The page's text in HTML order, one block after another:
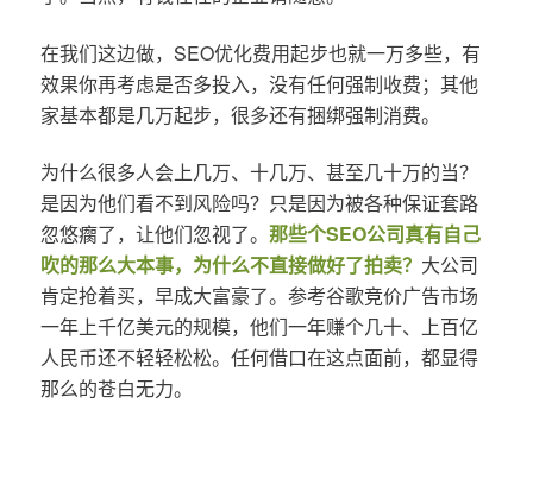
在我们这边做，SEO优化费用起步也就一万多些，有
效果你再考虑是否多投入，没有任何强制收费；其他
家基本都是几万起步，很多还有捆绑强制消费。
为什么很多人会上几万、十几万、甚至几十万的当？
是因为他们看不到风险吗？只是因为被各种保证套路
忽悠瘸了，让他们忽视了。 那些个SEO公司真有自己
吹的那么大本事，为什么不直接做好了拍卖？ 大公司
肯定抢着买，早成大富豪了。参考谷歌竞价广告市场
一年上千亿美元的规模，他们一年赚个几十、上百亿
人民币还不轻轻松松。任何借口在这点面前，都显得
那么的苍白无力。